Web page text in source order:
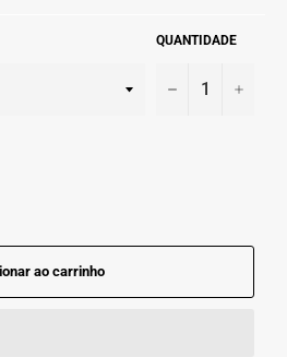
QUANTIDADE
− +
ao carrinho